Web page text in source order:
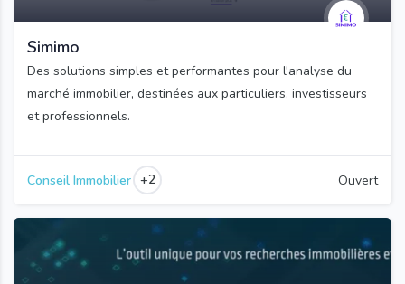
Simimo
Des solutions simples et performantes pour l'analyse du
marché immobilier, destinées aux particuliers, investisseurs
et professionnels.
Conseil Immobilier +2 Ouvert